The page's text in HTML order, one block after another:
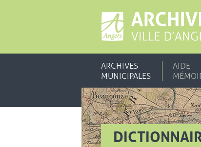
ARCHIVES
MUNICIPALES
AIDE